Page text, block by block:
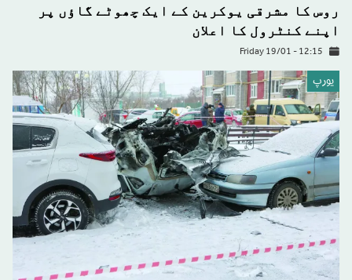
روس کا مشرقی یوکرین کے ایک چھوٹے گاؤں پر
اپنے کنٹرول کا اعلان
Friday 19/01 - 12:15
يورپ